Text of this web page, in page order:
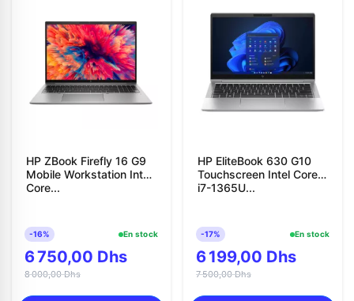
HP ZBook Firefly 16 G9
Mobile Workstation Intel
Core...
-16% En stock
6 750,00 Dhs
8 000,00 Dhs
HP EliteBook 630 G10
Touchscreen Intel Core
i7-1365U...
-17% En stock
6 199,00 Dhs
7 500,00 Dhs